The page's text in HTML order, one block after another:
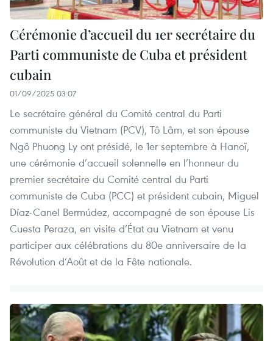
Cérémonie d’accueil du 1er secrétaire du
Parti communiste de Cuba et président
cubain
01/09/2025 03:07
Le secrétaire général du Comité central du Parti
communiste du Vietnam (PCV), Tô Lâm, et son épouse
Ngô Phuong Ly ont présidé, le 1er septembre à Hanoï,
une cérémonie d’accueil solennelle en l’honneur du
premier secrétaire du Comité central du Parti
communiste de Cuba (PCC) et président cubain, Miguel
Díaz-Canel Bermúdez, accompagné de son épouse Lis
Cuesta Peraza, en visite d’État au Vietnam et venu
participer aux célébrations du 80e anniversaire de la
Révolution d’Août et de la Fête nationale.